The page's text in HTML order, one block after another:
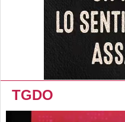
TGDO